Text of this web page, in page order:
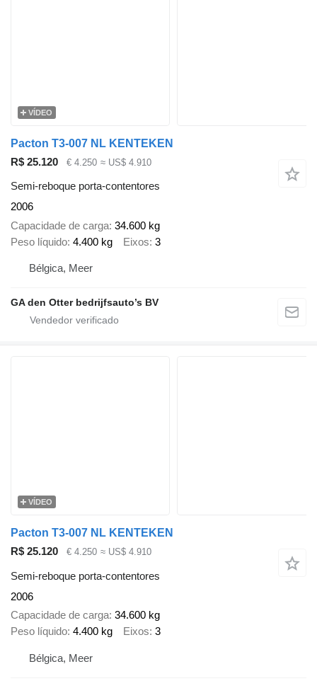
VÍDEO
Pacton T3-007 NL KENTEKEN
R$ 25.120
€ 4.250 ≈ US$ 4.910
Semi-reboque porta-contentores
2006
Capacidade de carga 34.600 kg
Peso líquido 4.400 kg Eixos 3
Bélgica, Meer
GA den Otter bedrijfsauto’s BV
VÍDEO
Pacton T3-007 NL KENTEKEN
R$ 25.120
€ 4.250 ≈ US$ 4.910
Semi-reboque porta-contentores
2006
Capacidade de carga 34.600 kg
Peso líquido 4.400 kg Eixos 3
Bélgica, Meer